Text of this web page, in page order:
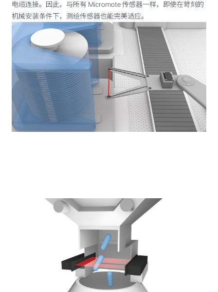
电缆连接。因此，与所有 Micromote 传感器一样，即使在苛刻的
机械安装条件下，测绘传感器也能完美适应。